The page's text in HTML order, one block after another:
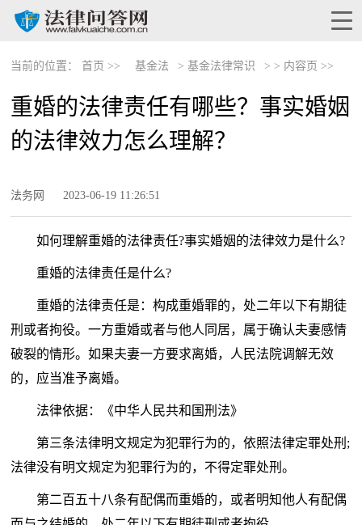
当前的位置： 首页 >> 基金法 >基金法律常识 > > 内容页 >>
重婚的法律责任有哪些？事实婚姻
的法律效力怎么理解？
法务网 2023-06-19 11:26:51
如何理解重婚的法律责任?事实婚姻的法律效力是什么?
重婚的法律责任是什么?
重婚的法律责任是：构成重婚罪的，处二年以下有期徒
刑或者拘役。一方重婚或者与他人同居，属于确认夫妻感情
破裂的情形。如果夫妻一方要求离婚，人民法院调解无效
的，应当准予离婚。
法律依据：《中华人民共和国刑法》
第三条法律明文规定为犯罪行为的，依照法律定罪处刑;
法律没有明文规定为犯罪行为的，不得定罪处刑。
第二百五十八条有配偶而重婚的，或者明知他人有配偶